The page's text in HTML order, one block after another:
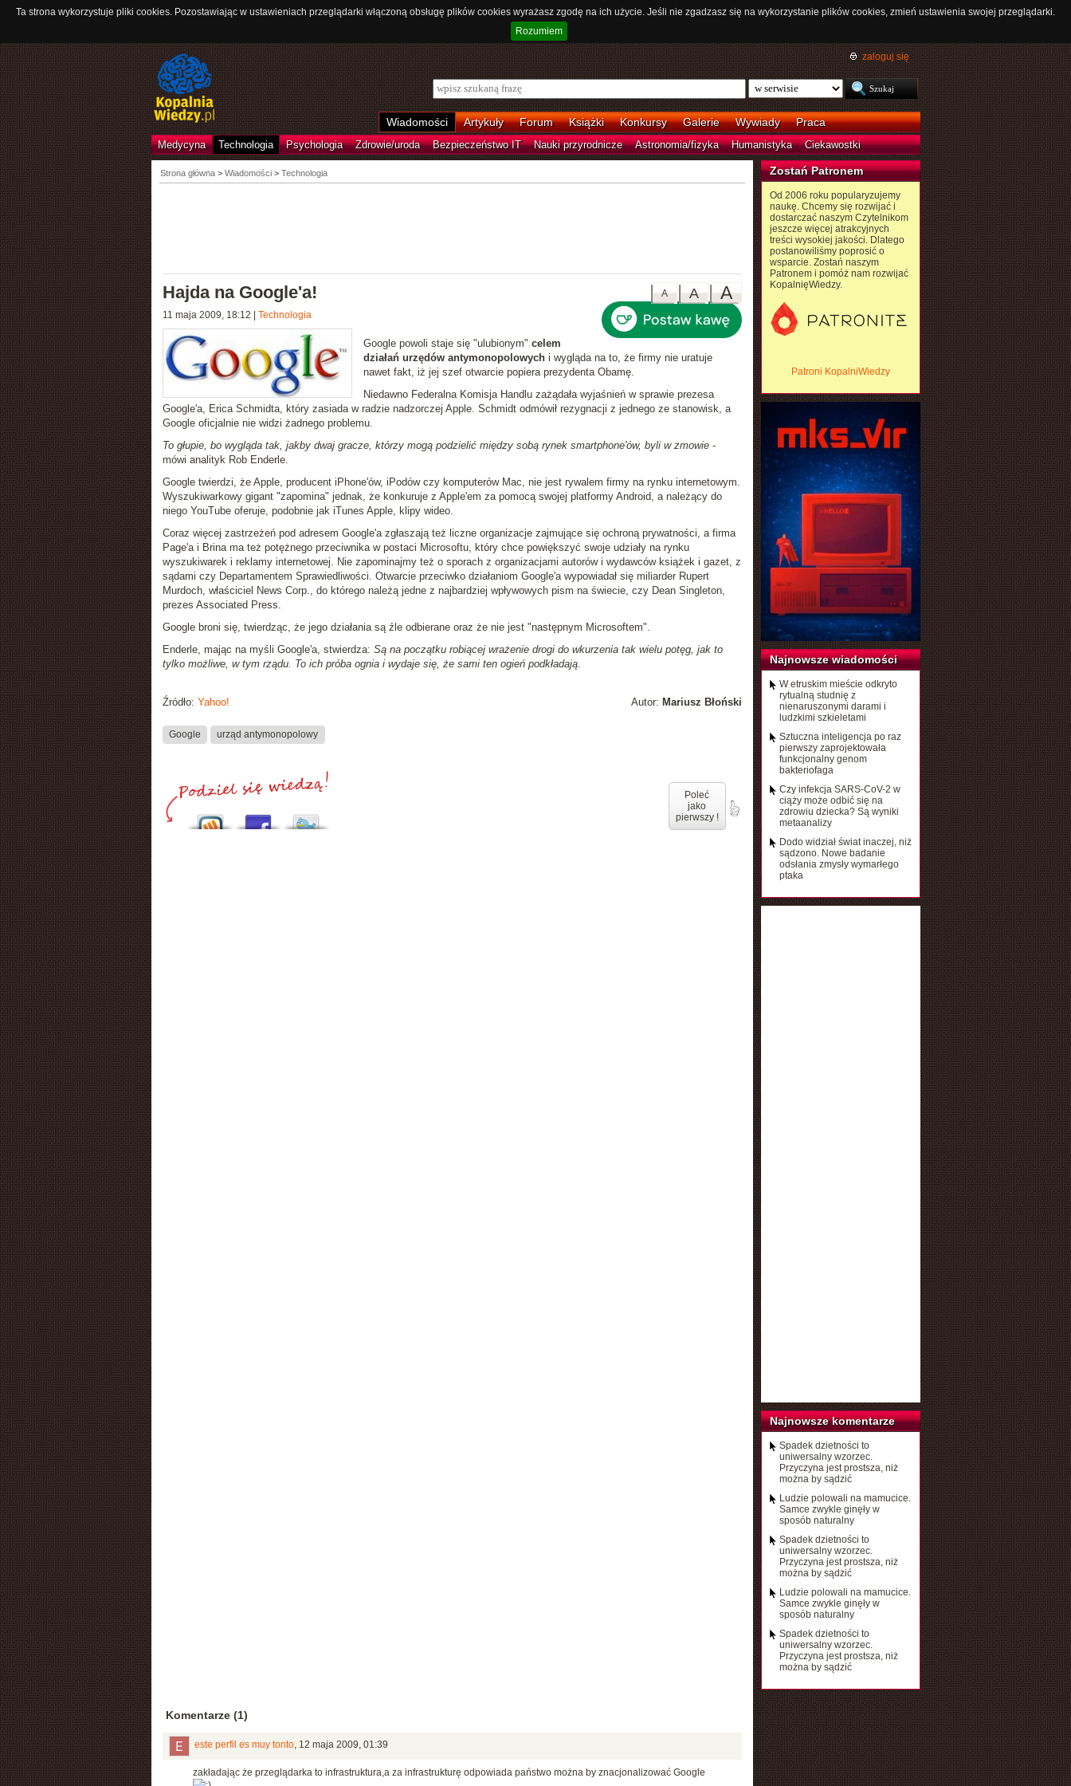
Ta strona wykorzystuje pliki cookies. Pozostawiając w ustawieniach przeglądarki włączoną obsługę plików cookies wyrażasz zgodę na ich użycie. Jeśli nie zgadzasz się na wykorzystanie plików cookies, zmień ustawienia swojej przeglądarki.
Rozumiem
zaloguj się
Wiadomości Artykuły Forum Książki Konkursy Galerie Wywiady Praca
Medycyna Technologia Psychologia Zdrowie/uroda Bezpieczeństwo IT Nauki przyrodnicze Astronomia/fizyka Humanistyka Ciekawostki
Strona główna> Wiadomości > Technologia
A
A
A
Hajda na Google'a!
11 maja 2009, 18:12 Technologia
Google powoli staje się "ulubionym" celem
działań urzędów antymonopolowychi wygląda na to, że firmy nie uratuje
nawet fakt, iż jej szef otwarcie popiera prezydenta Obamę.
Niedawno Federalna Komisja Handlu zażądała wyjaśnień w sprawie prezesa
Google'a, Erica Schmidta, który zasiada w radzie nadzorczej Apple. Schmidt odmówił rezygnacji z jednego ze stanowisk, a
Google oficjalnie nie widzi żadnego problemu.
To głupie, bo wygląda tak, jakby dwaj gracze, którzy mogą podzielić między sobą rynek smartphone'ów, byli w zmowie-
mówi analityk Rob Enderle.
Google twierdzi, że Apple, producent iPhone'ów, iPodów czy komputerów Mac, nie jest rywalem firmy na rynku internetowym.
Wyszukiwarkowy gigant "zapomina" jednak, że konkuruje z Apple'em za pomocą swojej platformy Android, a należący do
niego YouTube oferuje, podobnie jak iTunes Apple, klipy wideo.
Coraz więcej zastrzeżeń pod adresem Google'a zgłaszają też liczne organizacje zajmujące się ochroną prywatności, a firma
Page'a i Brina ma też potężnego przeciwnika w postaci Microsoftu, który chce powiększyć swoje udziały na rynku
wyszukiwarek i reklamy internetowej. Nie zapominajmy też o sporach z organizacjami autorów i wydawców książek i gazet, z
sądami czy Departamentem Sprawiedliwości. Otwarcie przeciwko działaniom Google'a wypowiadał się miliarder Rupert
Murdoch, właściciel News Corp., do którego należą jedne z najbardziej wpływowych pism na świecie, czy Dean Singleton,
prezes Associated Press.
Google broni się, twierdząc, że jego działania są źle odbierane oraz że nie jest "następnym Microsoftem".
Enderle, mając na myśli Google'a, stwierdza: Są na początku robiącej wrażenie drogi do wkurzenia tak wielu potęg, jak to
tylko możliwe, w tym rządu. To ich próba ognia i wydaje się, że sami ten ogień podkładają.
Autor: Mariusz Błoński
Źródło: Yahoo!
Google urząd antymonopolowy
Poleć
jako
pierwszy !
Komentarze (1)
este perfil es muy tonto, 12 maja 2009, 01:39
zakładając że przeglądarka to infrastruktura,a za infrastrukturę odpowiada państwo można by znacjonalizować Google
Zostań Patronem
Od 2006 roku popularyzujemy
naukę. Chcemy się rozwijać i
dostarczać naszym Czytelnikom
jeszcze więcej atrakcyjnych
treści wysokiej jakości. Dlatego
postanowiliśmy poprosić o
wsparcie. Zostań naszym
Patronem i pomóż nam rozwijać
KopalnięWiedzy.
Patroni KopalniWiedzy
Najnowsze wiadomości
W etruskim mieście odkryto
rytualną studnię z
nienaruszonymi darami i
ludzkimi szkieletami
Sztuczna inteligencja po raz
pierwszy zaprojektowała
funkcjonalny genom
bakteriofaga
Czy infekcja SARS-CoV-2 w
ciąży może odbić się na
zdrowiu dziecka? Są wyniki
metaanalizy
Dodo widział świat inaczej, niż
sądzono. Nowe badanie
odsłania zmysły wymarłego
ptaka
Najnowsze komentarze
Spadek dzietności to
uniwersalny wzorzec.
Przyczyna jest prostsza, niż
można by sądzić
Ludzie polowali na mamucice.
Samce zwykle ginęły w
sposób naturalny
Spadek dzietności to
uniwersalny wzorzec.
Przyczyna jest prostsza, niż
można by sądzić
Ludzie polowali na mamucice.
Samce zwykle ginęły w
sposób naturalny
Spadek dzietności to
uniwersalny wzorzec.
Przyczyna jest prostsza, niż
można by sądzić